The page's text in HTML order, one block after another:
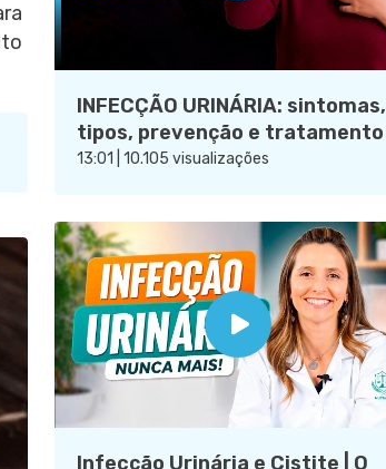
INFECÇÃO URINÁRIA: sintomas,
tipos, prevenção e tratamento
13:01 | 10.105 visualizações
Infecção Urinária e Cistite | O